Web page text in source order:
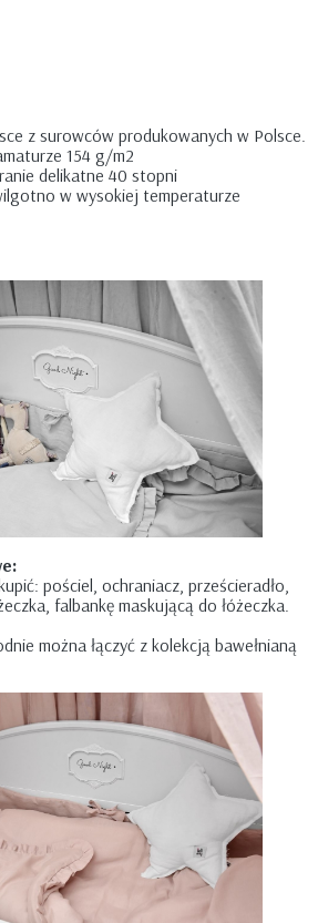
z surowców produkowanych w Polsce.
154 g/m2
delikatne 40 stopni
w wysokiej temperaturze
pościel, ochraniacz, prześcieradło,
falbankę maskującą do łóżeczka.
można łączyć z kolekcją bawełnianą